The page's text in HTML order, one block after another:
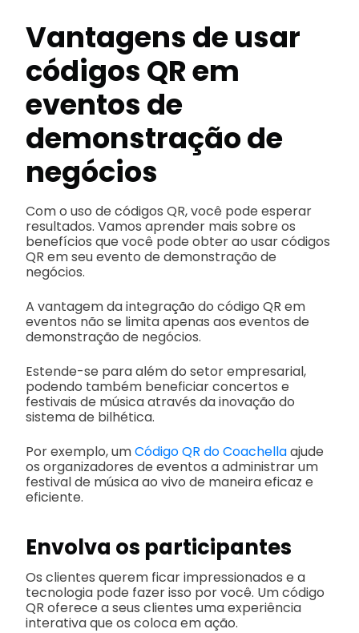
Vantagens de usar
códigos QR em
eventos de
demonstração de
negócios
Com o uso de códigos QR, você pode esperar
resultados. Vamos aprender mais sobre os
benefícios que você pode obter ao usar códigos
QR em seu evento de demonstração de
negócios.
A vantagem da integração do código QR em
eventos não se limita apenas aos eventos de
demonstração de negócios.
Estende-se para além do setor empresarial,
podendo também beneficiar concertos e
festivais de música através da inovação do
sistema de bilhética.
Por exemplo, umCódigo QR do Coachellaajude
os organizadores de eventos a administrar um
festival de música ao vivo de maneira eficaz e
eficiente.
Envolva os participantes
Os clientes querem ficar impressionados e a
tecnologia pode fazer isso por você. Um código
QR oferece a seus clientes uma experiência
interativa que os coloca em ação.